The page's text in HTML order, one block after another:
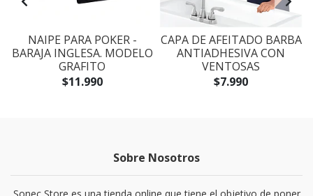
NAIPE PARA POKER -
BARAJA INGLESA. MODELO
GRAFITO
$11.990
CAPA DE AFEITADO BARBA
ANTIADHESIVA CON
VENTOSAS
$7.990
Sobre Nosotros